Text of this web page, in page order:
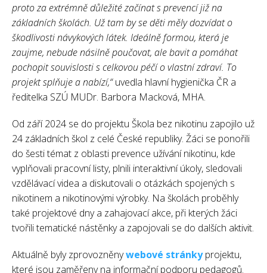
proto za extrémně důležité začínat s prevencí již na
základních školách. Už tam by se děti měly dozvídat o
škodlivosti návykových látek. Ideálně formou, která je
zaujme, nebude násilně poučovat, ale bavit a pomáhat
pochopit souvislosti s celkovou péčí o vlastní zdraví. To
projekt splňuje a nabízí,“uvedla hlavní hygienička ČR a
ředitelka SZÚ MUDr. Barbora Macková, MHA.
Od září 2024 se do projektu Škola bez nikotinu zapojilo už
24 základních škol z celé České republiky. Žáci se ponořili
do šesti témat z oblasti prevence užívání nikotinu, kde
vyplňovali pracovní listy, plnili interaktivní úkoly, sledovali
vzdělávací videa a diskutovali o otázkách spojených s
nikotinem a nikotinovými výrobky. Na školách proběhly
také projektové dny a zahajovací akce, při kterých žáci
tvořili tematické nástěnky a zapojovali se do dalších aktivit.
Aktuálně byly zprovozněnywebové stránkyprojektu,
které jsou zaměřeny na informační podporu pedagogů.